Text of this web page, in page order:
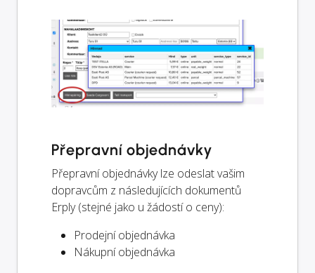
Přepravní objednávky
Přepravní objednávky lze odeslat vašim
dopravcům z následujících dokumentů
Erply (stejné jako u žádostí o ceny):
Prodejní objednávka
Nákupní objednávka